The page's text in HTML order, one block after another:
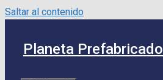
Saltar al contenido
Planeta Prefabricado